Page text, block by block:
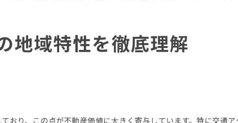
権移転登記の手続きと注意点
後に必要な税務処理の流れ
地域特性を徹底理解
おり、この点が不動産価値に大きく寄与しています。特に交通